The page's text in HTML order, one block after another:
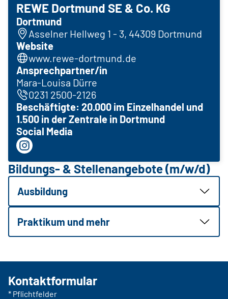
REWE Dortmund SE & Co. KG
Dortmund
Asselner Hellweg 1 - 3, 44309 Dortmund
Website
www.rewe-dortmund.de
Ansprechpartner/in
Mara-Louisa Dürre
0231 2500-2126
Beschäftigte: 20.000 im Einzelhandel und
1.500 in der Zentrale in Dortmund
Social Media
Bildungs- & Stellenangebote (m/w/d)
Ausbildung
Praktikum und mehr
Kontaktformular
* Pflichtfelder